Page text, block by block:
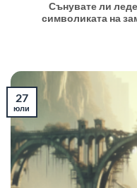
Сънувате ли
символиката на
27
юли